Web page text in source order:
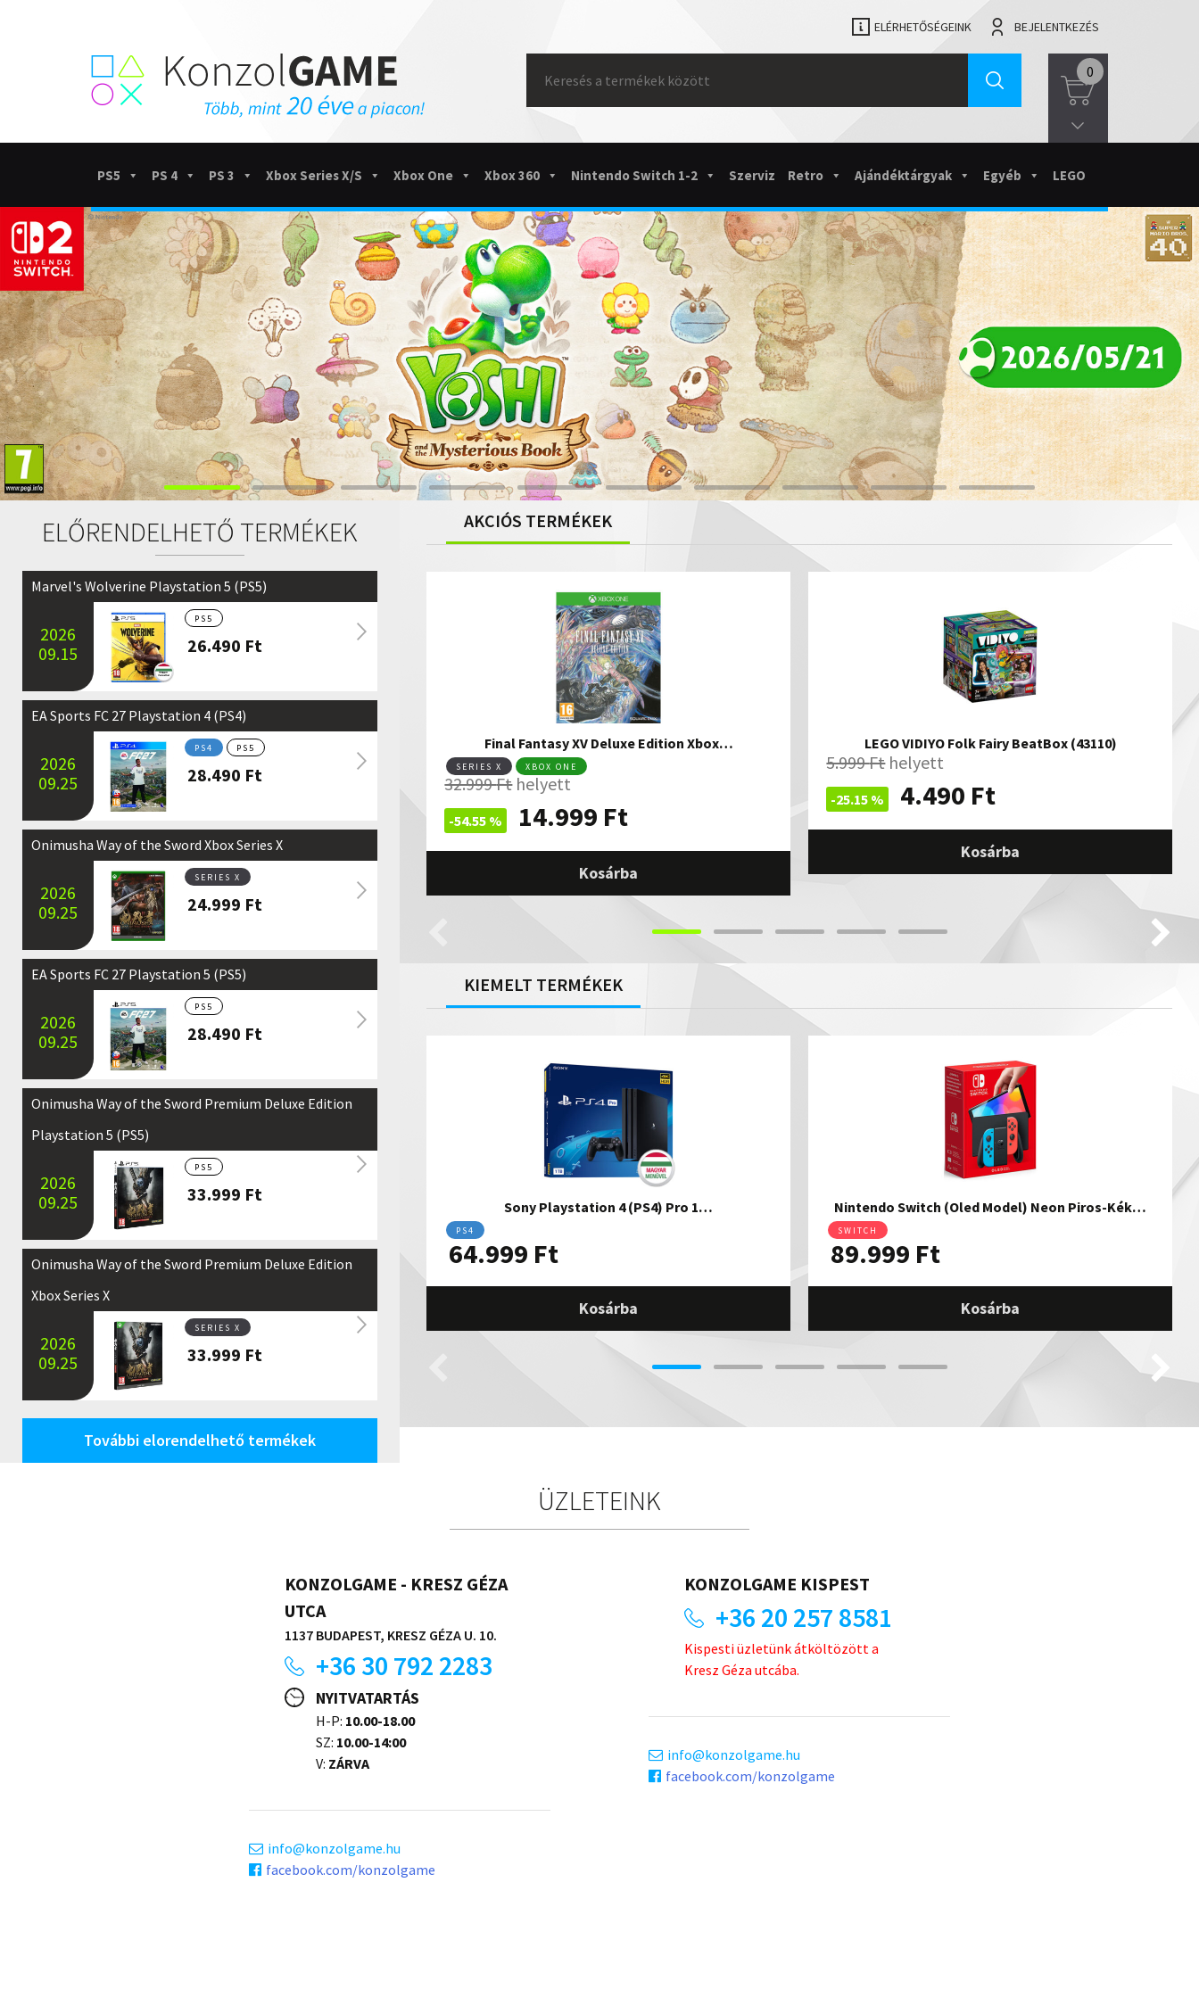
ELÉRHETŐSÉGEINK BEJELENTKEZÉS
for:
0
PS5 PS 4 PS 3 Xbox Series X/S Xbox One Xbox 360 Nintendo Switch 1-2 Szerviz Retro Ajándéktárgyak Egyéb LEGO
ELŐRENDELHETŐ TERMÉKEK
Marvel's Wolverine Playstation 5 (PS5)
2026
09.15
PS5
26.490 Ft
EA Sports FC 27 Playstation 4 (PS4)
2026
09.25
PS4 PS5
28.490 Ft
Onimusha Way of the Sword Xbox Series X
2026
09.25
SERIES X
24.999 Ft
EA Sports FC 27 Playstation 5 (PS5)
2026
09.25
PS5
28.490 Ft
Onimusha Way of the Sword Premium Deluxe Edition
Playstation 5 (PS5)
2026
09.25
PS5
33.999 Ft
Onimusha Way of the Sword Premium Deluxe Edition
Xbox Series X
2026
09.25
SERIES X
33.999 Ft
További elorendelhető termékek
AKCIÓS TERMÉKEK
Final Fantasy XV Deluxe Edition Xbox…
SERIES X XBOX ONE
32.999Fthelyett
-54.55 % 14.999 Ft
Kosárba
LEGO VIDIYO Folk Fairy BeatBox (43110)
5.999Fthelyett
-25.15 % 4.490 Ft
Kosárba
KIEMELT TERMÉKEK
Sony Playstation 4 (PS4) Pro 1…
PS4
64.999 Ft
Kosárba
Nintendo Switch (Oled Model) Neon Piros-Kék…
SWITCH
89.999 Ft
Kosárba
ÜZLETEINK
KONZOLGAME - KRESZ GÉZA
UTCA
1137 BUDAPEST, KRESZ GÉZA U. 10.
+36 30 792 2283
NYITVATARTÁS
H-P: 10.00-18.00
SZ: 10.00-14:00
V: ZÁRVA
info
konzolgame.hu
facebook.com/konzolgame
KONZOLGAME KISPEST
+36 20 257 8581
Kispesti üzletünk átköltözött a
Kresz Géza utcába.
info
konzolgame.hu
facebook.com/konzolgame